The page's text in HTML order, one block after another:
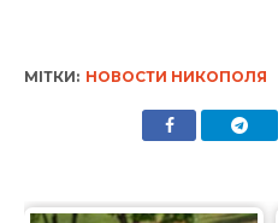
МІТКИ: НОВОСТИ НИКОПОЛЯ